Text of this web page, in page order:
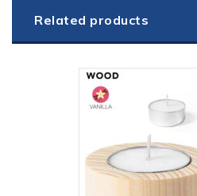
Related products